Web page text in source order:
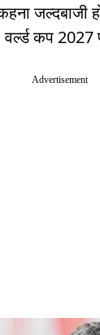
जल्दबाजी
कप 2027
Advertisement